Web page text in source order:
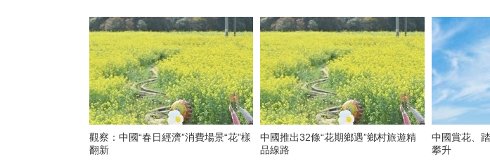
觀察：中國“春日經濟”消費場景“花”樣
翻新
中國推出32條“花期鄉遇”鄉村旅遊精
品線路
中國賞花、
攀升